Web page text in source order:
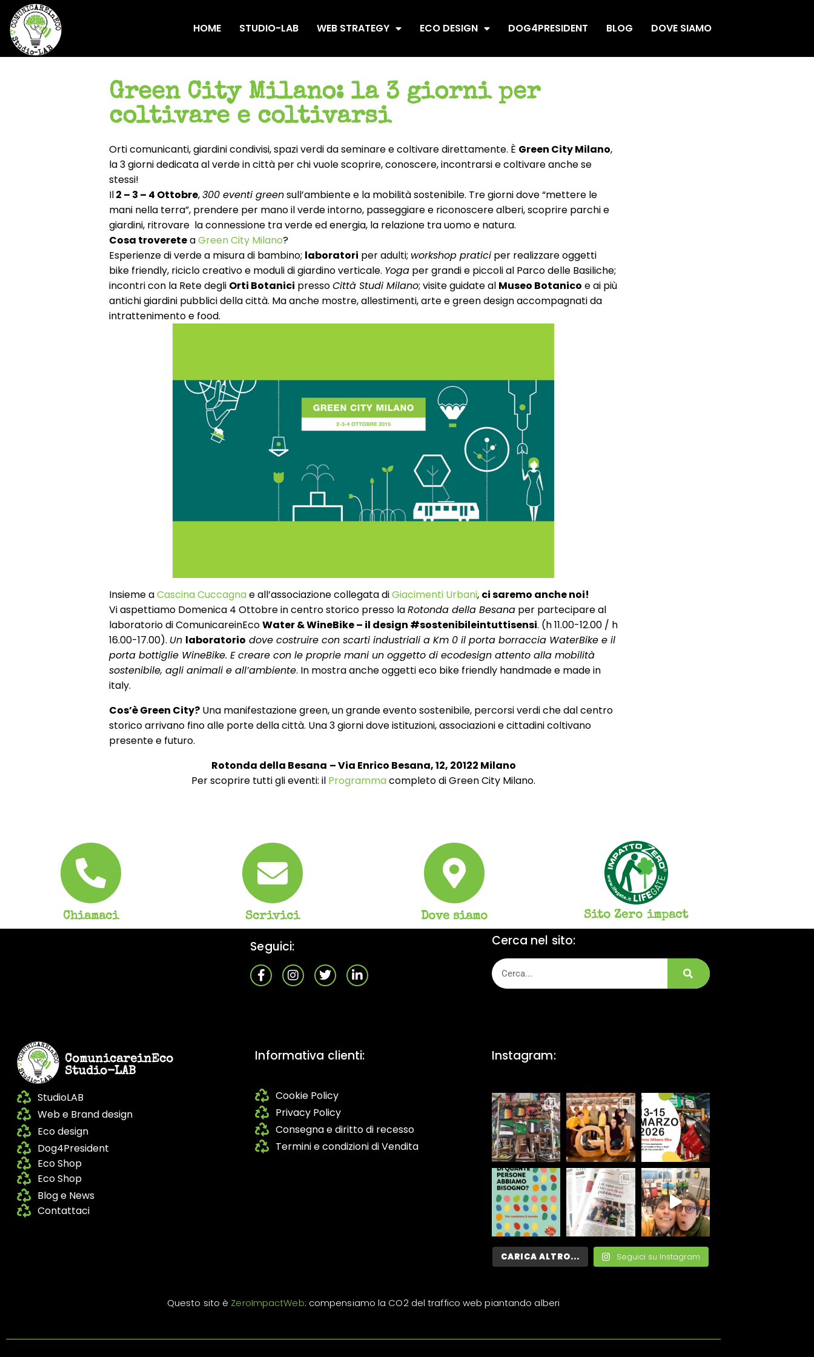
HOME STUDIO-LAB WEB STRATEGY ECO DESIGN DOG4PRESIDENT BLOG DOVE SIAMO
Green City Milano: la 3 giorni per
coltivare e coltivarsi
Orti comunicanti, giardini condivisi, spazi verdi da seminare e coltivare direttamente. È Green City Milano,
la 3 giorni dedicata al verde in città per chi vuole scoprire, conoscere, incontrarsi e coltivare anche se
stessi!
Il2 – 3 – 4 Ottobre,300 eventi greensull’ambiente e la mobilità sostenibile. Tre giorni dove “mettere le
mani nella terra”, prendere per mano il verde intorno, passeggiare e riconoscere alberi, scoprire parchi e
giardini, ritrovare la connessione tra verde ed energia, la relazione tra uomo e natura.
Cosa trovereteaGreen City Milano?
Esperienze di verde a misura di bambino; laboratori per adulti; workshop pratici per realizzare oggetti
bike friendly, riciclo creativo e moduli di giardino verticale. Yoga per grandi e piccoli al Parco delle Basiliche;
incontri con la Rete degli Orti Botanici pressoCittà Studi Milano; visite guidate al Museo Botanico e ai più
antichi giardini pubblici della città. Ma anche mostre, allestimenti, arte e green design accompagnati da
intrattenimento e food.
Insieme aCascina Cuccagnae all’associazione collegata diGiacimenti Urbani, ci saremo anche noi!
Vi aspettiamo Domenica 4 Ottobre in centro storico presso laRotonda della Besana per partecipare al
laboratorio di ComunicareinEcoWater & WineBike – il design #sostenibileintuttisensi. (h 11.00-12.00 / h
16.00-17.00). Un laboratorio dove costruire con scarti industriali a Km 0 il porta borraccia WaterBike e il
porta bottiglie WineBike. E creare con le proprie mani un oggetto di ecodesign attento alla mobilità
sostenibile, agli animali e all’ambiente. In mostra anche oggetti eco bike friendly handmade e made in
italy.
Cos’è Green City? Una manifestazione green, un grande evento sostenibile, percorsi verdi che dal centro
storico arrivano fino alle porte della città. Una 3 giorni dove istituzioni, associazioni e cittadini coltivano
presente e futuro.
Rotonda della Besana – Via Enrico Besana, 12, 20122 Milano
Per scoprire tutti gli eventi: il Programmacompleto di Green City Milano.
Chiamaci Scrivici Dove siamo Sito Zero impact
Seguici: Cerca nel sito:
ComunicareinEco
Studio-LAB
StudioLAB
Web e Brand design
Eco design
Dog4President
Eco Shop
Eco Shop
Blog e News
Contattaci
Informativa clienti:
Cookie Policy
Privacy Policy
Consegna e diritto di recesso
Termini e condizioni di Vendita
Instagram:
CARICA ALTRO... Seguici su Instagram
Questo sito è ZeroImpactWeb: compensiamo la CO2 del traffico web piantando alberi